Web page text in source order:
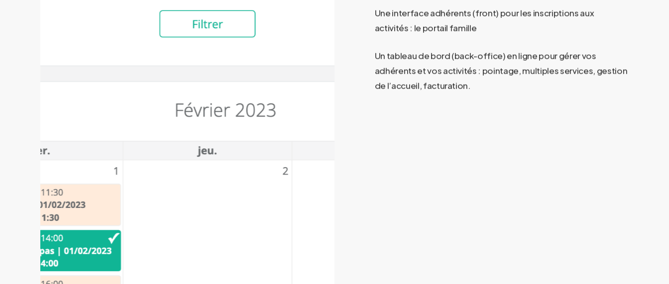
Une interface adhérents (front) pour les inscriptions aux
activités : le portail famille
Un tableau de bord (back-office) en ligne pour gérer vos
adhérents et vos activités : pointage, multiples services, gestion
de l’accueil, facturation.